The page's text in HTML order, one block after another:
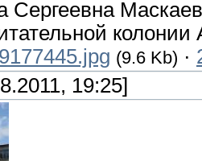
Сергеевна
9177445.jpg (9.6 Kb) ·
19:25]